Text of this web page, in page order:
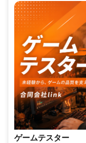
ゲームテスター